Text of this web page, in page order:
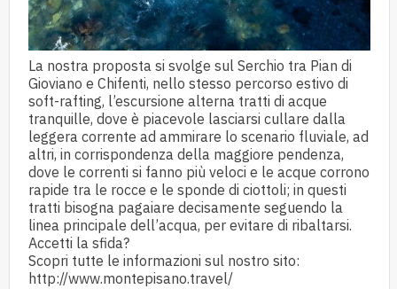
La nostra proposta si svolge sul Serchio tra Pian di
Gioviano e Chifenti, nello stesso percorso estivo di
soft-rafting, l’escursione alterna tratti di acque
tranquille, dove è piacevole lasciarsi cullare dalla
leggera corrente ad ammirare lo scenario fluviale, ad
altri, in corrispondenza della maggiore pendenza,
dove le correnti si fanno più veloci e le acque corrono
rapide tra le rocce e le sponde di ciottoli; in questi
tratti bisogna pagaiare decisamente seguendo la
linea principale dell’acqua, per evitare di ribaltarsi.
Accetti la sfida?
Scopri tutte le informazioni sul nostro sito:
http://www.montepisano.travel/